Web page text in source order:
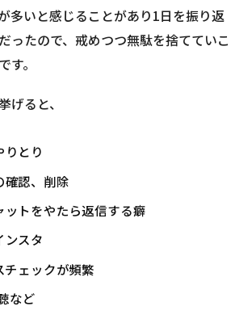
多いと感じることがあり1日を振り返
ったので、戒めつつ無駄を捨てていこ
す。
げると、
りとり
確認、削除
ットをやたら返信する癖
ンスタ
チェックが頻繁
など